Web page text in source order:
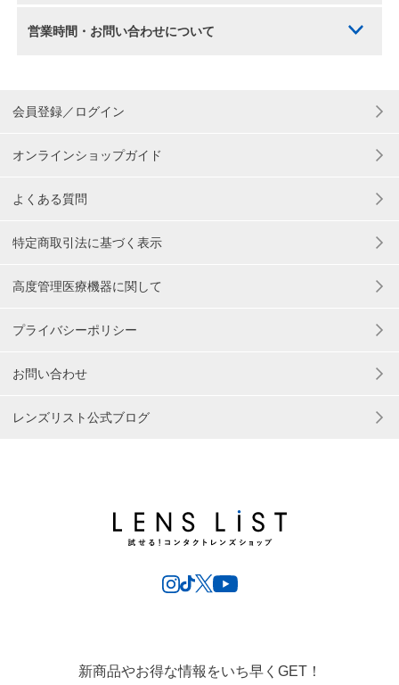
営業時間・お問い合わせについて
会員登録／ログイン
オンラインショップガイド
よくある質問
特定商取引法に基づく表示
高度管理医療機器に関して
プライバシーポリシー
お問い合わせ
レンズリスト公式ブログ
新商品やお得な情報をいち早くGET！